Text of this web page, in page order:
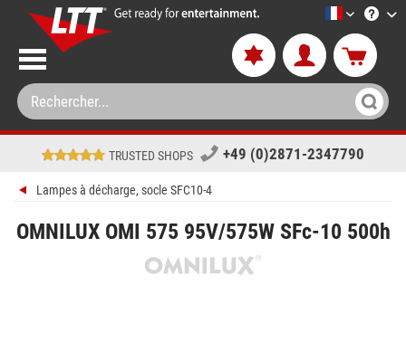
LTT-
TRUSTED SHOPS +49 (0)2871-2347790
Lampes à décharge, socle SFC10-4
OMNILUX OMI 575 95V/575W SFc-10 500h